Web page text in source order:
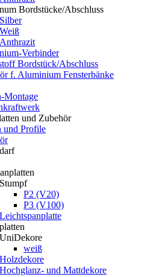
Bordstücke/Abschluss
Silber
Weiß
Anthrazit
Verbinder
Bordstück/Abschluss
f. Aluminium Fensterbänke
Montage
und Zubehör
und Profile
Stumpf
P2 (V20)
P3 (V100)
Leichtspanplatte
UniDekore
weiß
Holzdekore
Hochglanz- und Mattdekore